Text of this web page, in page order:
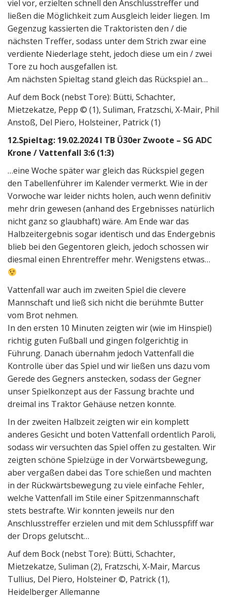
viel vor, erzielten schnell den Anschlusstreffer und
ließen die Möglichkeit zum Ausgleich leider liegen. Im
Gegenzug kassierten die Traktoristen den / die
nächsten Treffer, sodass unter dem Strich zwar eine
verdiente Niederlage steht, jedoch diese um ein / zwei
Tore zu hoch ausgefallen ist.
Am nächsten Spieltag stand gleich das Rückspiel an…
Auf dem Bock (nebst Tore): Bütti, Schachter,
Mietzekatze, Pepp © (1), Suliman, Fratzschi, X-Mair, Phil
Anstoß, Del Piero, Holsteiner, Patrick (1)
12.Spieltag: 19.02.2024 I TB Ü30er Zwoote – SG ADC
Krone / Vattenfall 3:6 (1:3)
…eine Woche später war gleich das Rückspiel gegen
den Tabellenführer im Kalender vermerkt. Wie in der
Vorwoche war leider nichts holen, auch wenn definitiv
mehr drin gewesen (anhand des Ergebnisses natürlich
nicht ganz so glaubhaft) wäre. Am Ende war das
Halbzeitergebnis sogar identisch und das Endergebnis
blieb bei den Gegentoren gleich, jedoch schossen wir
diesmal einen Ehrentreffer mehr. Wenigstens etwas…
Vattenfall war auch im zweiten Spiel die clevere
Mannschaft und ließ sich nicht die berühmte Butter
vom Brot nehmen.
In den ersten 10 Minuten zeigten wir (wie im Hinspiel)
richtig guten Fußball und gingen folgerichtig in
Führung. Danach übernahm jedoch Vattenfall die
Kontrolle über das Spiel und wir ließen uns dazu vom
Gerede des Gegners anstecken, sodass der Gegner
unser Spielkonzept aus der Fassung brachte und
dreimal ins Traktor Gehäuse netzen konnte.
In der zweiten Halbzeit zeigten wir ein komplett
anderes Gesicht und boten Vattenfall ordentlich Paroli,
sodass wir versuchten das Spiel offen zu gestalten. Wir
zeigten schöne Spielzüge in der Vorwärtsbewegung,
aber vergaßen dabei das Tore schießen und machten
in der Rückwärtsbewegung zu viele einfache Fehler,
welche Vattenfall im Stile einer Spitzenmannschaft
stets bestrafte. Wir konnten jeweils nur den
Anschlusstreffer erzielen und mit dem Schlusspfiff war
der Drops gelutscht…
Auf dem Bock (nebst Tore): Bütti, Schachter,
Mietzekatze, Suliman (2), Fratzschi, X-Mair, Marcus
Tullius, Del Piero, Holsteiner ©, Patrick (1),
Heidelberger Allemanne